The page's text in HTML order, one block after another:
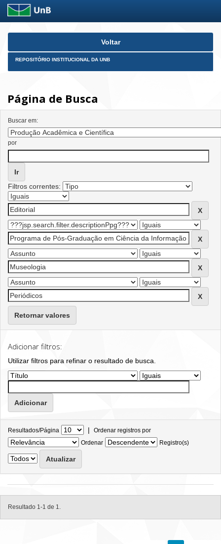
Skip
Voltar
REPOSITÓRIO INSTITUCIONAL DA UNB
Página de Busca
Buscar em:
por
Filtros correntes:
Retornar valores
Adicionar filtros:
Utilizar filtros para refinar o resultado de busca.
Resultados/Página | Ordenar registros por
Ordenar
Registro(s)
Resultado 1-1 de 1.